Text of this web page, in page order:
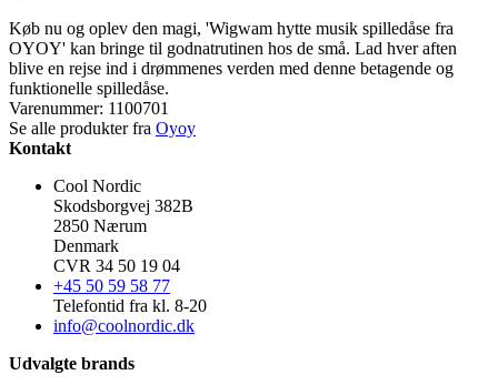
Køb nu og oplev den magi, 'Wigwam hytte musik spilledåse fra
OYOY' kan bringe til godnatrutinen hos de små. Lad hver aften
blive en rejse ind i drømmenes verden med denne betagende og
funktionelle spilledåse.
Varenummer: 1100701
Se alle produkter fra Oyoy
Kontakt
Cool Nordic
Skodsborgvej 382B
2850 Nærum
Denmark
CVR 34 50 19 04
+45 50 59 58 77
Telefontid fra kl. 8-20
info@coolnordic.dk
Udvalgte brands